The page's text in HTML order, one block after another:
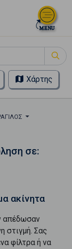
Χάρτης
σε:
ακίνητα
απέδωσαν
στιγμή. Σας
φίλτρα ή να